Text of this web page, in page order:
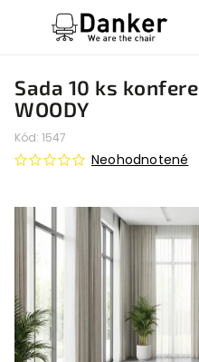
Sada 10 ks
WOODY
Kód: 1547
Neohodnotené